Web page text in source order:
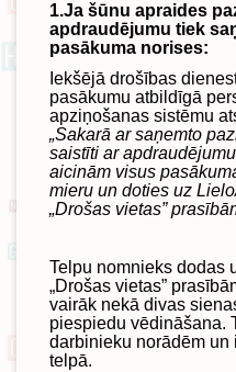
1.Ja šūnu apraides
apdraudējumu tiek
pasākuma norises:
Iekšējā drošības
pasākumu atbildīgā
apziņošanas sistēmu
„Sakarā ar saņemto
saistīti ar
aicinām visus
mieru un doties uz
„Drošas vietas”
Telpu nomnieks dodas
„Drošas vietas”
vairāk nekā divas
piespiedu vēdināšana.
darbinieku norādēm un
telpā.